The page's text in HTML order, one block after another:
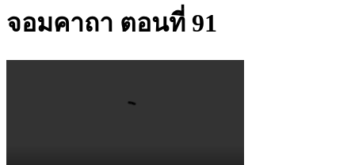
จอมคาถา ตอนที่ 91